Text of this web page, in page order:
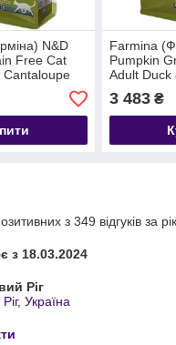
N&D
Free Cat
Cantaloupe
сухий корм з
для
Farmina
Pumpkin
Adult Duck
качкою та
котів 5 кг
3 483₴
з 349 відгуків за рік
з 18.03.2024
Ріг
Україна